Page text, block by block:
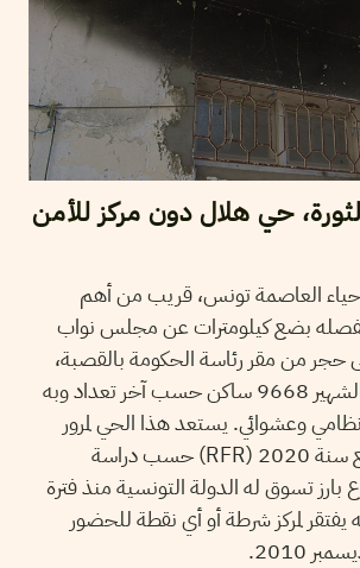
حي هلال دون مركز للأمن
العاصمة تونس، قريب من أهم
بضع كيلومترات عن مجلس نواب
من مقر رئاسة الحكومة بالقصبة،
يقيم في هذا الحي الشهير 9668 ساكن حسب آخر تعداد وبه
نظامي وعشوائي. يستعد هذا الحي لمرور
شبكة القطار السريع سنة 2020 (RFR) حسب دراسة
بارز تسوق له الدولة التونسية منذ فترة
لمركز شرطة أو أي نقطة للحضور
2010.